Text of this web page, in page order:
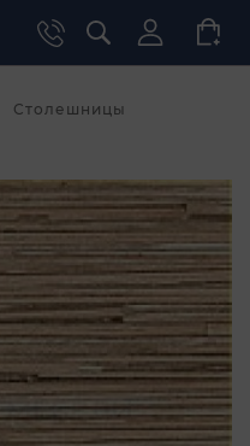
Столешницы